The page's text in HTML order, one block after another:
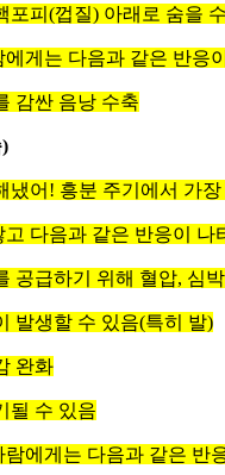
포피(껍질) 아래로 숨을
게는 다음과 같은 반응
감싼 음낭 수축
냈어! 흥분 주기에서 가
다음과 같은 반응이 나
공급하기 위해 혈압, 심
발생할 수 있음(특히 발)
완화
될 수 있음
람에게는 다음과 같은 반